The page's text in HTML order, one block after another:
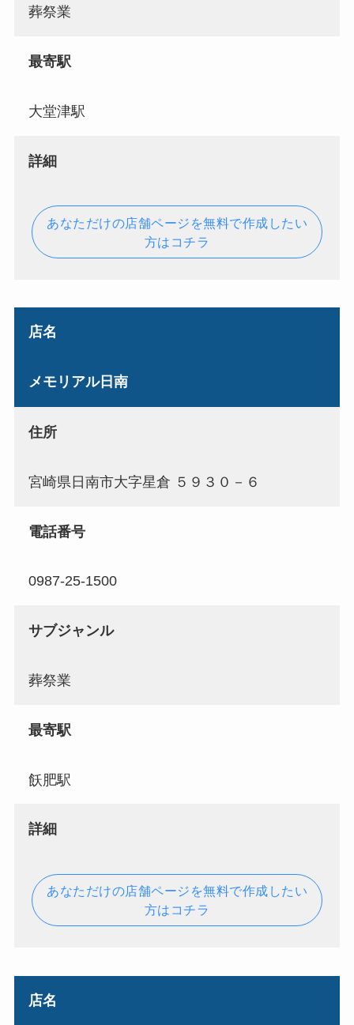
葬祭業
最寄駅
大堂津駅
詳細
あなただけの店舗ページを無料で作成したい
方はコチラ
店名
メモリアル日南
住所
宮崎県日南市大字星倉 ５９３０－６
電話番号
0987-25-1500
サブジャンル
葬祭業
最寄駅
飫肥駅
詳細
あなただけの店舗ページを無料で作成したい
方はコチラ
店名